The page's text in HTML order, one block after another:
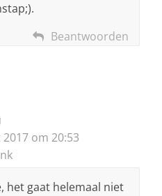
Beantwoorden
om 20:53
het gaat helemaal niet